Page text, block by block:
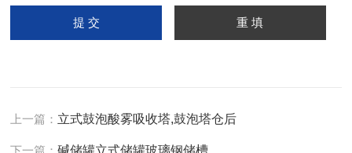
上一篇： 立式鼓泡酸雾吸收塔,鼓泡塔仓后
下一篇：碱储罐立式储罐玻璃钢储槽